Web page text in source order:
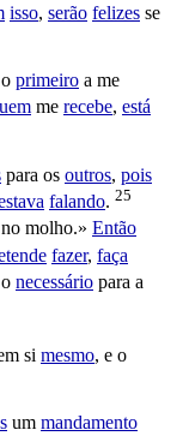
isso, serão felizes se
primeiro a me
me recebe, está
para os outros, pois
falando. 25
no molho.» Então
fazer, faça
necessário para a
si mesmo, e o
um mandamento